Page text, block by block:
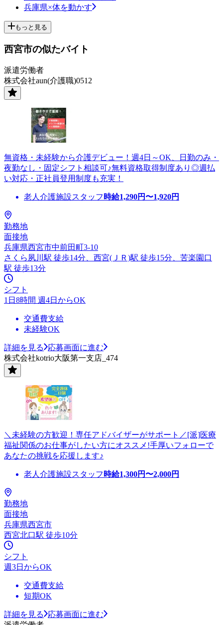
兵庫県×体を動かす
もっと見る
西宮市の似たバイト
派遣労働者
株式会社aun(介護職)0512
無資格・未経験から介護デビュー！週4日～OK、日勤のみ・
夜勤なし・固定シフト相談可♪無料資格取得制度あり◎週払
い対応・正社員登用制度も充実！
老人介護施設スタッフ 時給1,290円〜1,920円
勤務地
面接地
兵庫県西宮市中前田町3-10
さくら夙川駅 徒歩14分、西宮(ＪＲ)駅 徒歩15分、苦楽園口
駅 徒歩13分
シフト
1日8時間 週4日からOK
交通費支給
未経験OK
詳細を見る
応募画面に進む
株式会社kotrio大阪第一支店_474
＼未経験の方歓迎！専任アドバイザーがサポート／[派]医療
福祉関係のお仕事がしたい方にオススメ!手厚いフォローで
あなたの挑戦を応援します♪
老人介護施設スタッフ 時給1,300円〜2,000円
勤務地
面接地
兵庫県西宮市
西宮北口駅 徒歩10分
シフト
週3日からOK
交通費支給
短期OK
詳細を見る
応募画面に進む